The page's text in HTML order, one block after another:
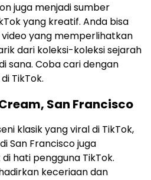
juga menjadi sumber
yang kreatif. Anda bisa
yang memperlihatkan
dari koleksi-koleksi sejarah
sana. Coba cari dengan
TikTok.
San Francisco
klasik yang viral di TikTok,
San Francisco juga
hati pengguna TikTok.
keceriaan dan